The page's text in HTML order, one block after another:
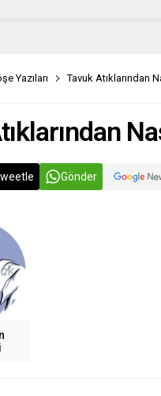
Yazıları Tavuk Atıklarından
Gönder